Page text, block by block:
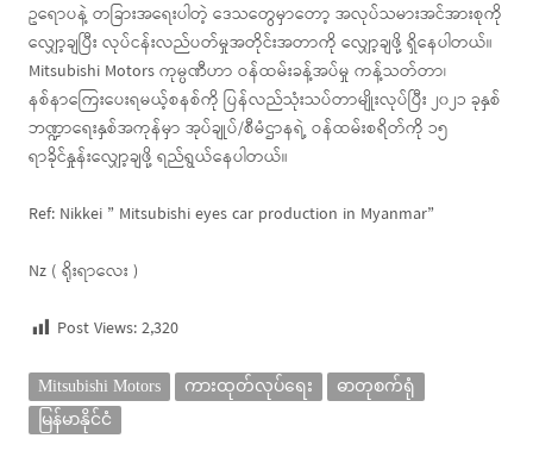
ဥရောပနဲ့ တခြားအရေးပါတဲ့ ဒေသတွေမှာတော့ အလုပ်သမားအင်အားစုကို
လျှော့ချပြီး လုပ်ငန်းလည်ပတ်မှုအတိုင်းအတာကို လျှော့ချဖို့ ရှိနေပါတယ်။
Mitsubishi Motors ကုမ္ပဏီဟာ ဝန်ထမ်းခန့်အပ်မှု ကန့်သတ်တာ၊
နစ်နာကြေးပေးရမယ့်စနစ်ကို ပြန်လည်သုံးသပ်တာမျိုးလုပ်ပြီး ၂၀၂၁ ခုနှစ်
ဘဏ္ဍာရေးနှစ်အကုန်မှာ အုပ်ချုပ်/စီမံဌာနရဲ့ ဝန်ထမ်းစရိတ်ကို ၁၅
ရာခိုင်နှုန်းလျှော့ချဖို့ ရည်ရွယ်နေပါတယ်။
Ref: Nikkei ” Mitsubishi eyes car production in Myanmar”
Nz ( ရိုးရာလေး )
Post Views:2,320
Mitsubishi Motors ကားထုတ်လုပ်ရေး
ဓာတုစက်ရုံ
မြန်မာနိုင်ငံ